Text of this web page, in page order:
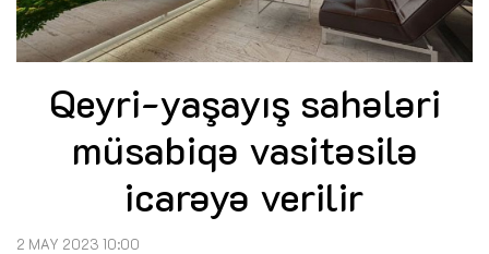
Qeyri-yaşayış sahələri
müsabiqə vasitəsilə
icarəyə verilir
2 MAY 2023 10:00